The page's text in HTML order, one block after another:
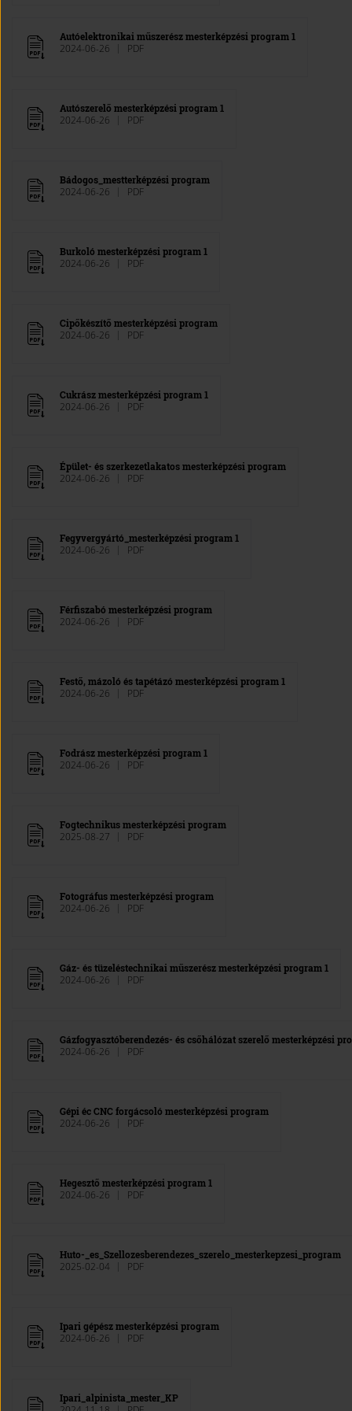
Autóelektronikai műszerész mesterképzési program 1
2024-06-26 PDF
Autószerelő mesterképzési program 1
2024-06-26 PDF
Bádogos_mestterképzési program
2024-06-26 PDF
Burkoló mesterképzési program 1
2024-06-26 PDF
Cipőkészítő mesterképzési program
2024-06-26 PDF
Cukrász mesterképzési program 1
2024-06-26 PDF
Épület- és szerkezetlakatos mesterképzési program
2024-06-26 PDF
Fegyvergyártó_mesterképzési program 1
2024-06-26 PDF
Férfiszabó mesterképzési program
2024-06-26 PDF
Festő, mázoló és tapétázó mesterképzési program 1
2024-06-26 PDF
Fodrász mesterképzési program 1
2024-06-26 PDF
Fogtechnikus mesterképzési program
2025-08-27 PDF
Fotográfus mesterképzési program
2024-06-26 PDF
Gáz- és tüzeléstechnikai műszerész mesterképzési program 1
2024-06-26 PDF
Gázfogyasztóberendezés- és csőhálózat szerelő mesterképzési
2024-06-26 PDF
Gépi éc CNC forgácsoló mesterképzési program
2024-06-26 PDF
Hegesztő mesterképzési program 1
2024-06-26 PDF
Huto-_es_Szellozesberendezes_szerelo_mesterkepzesi_program
2025-02-04 PDF
Ipari gépész mesterképzési program
2024-06-26 PDF
Ipari_alpinista_mester_KP